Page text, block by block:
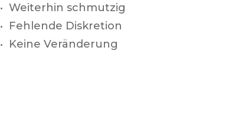
•Weiterhin schmutzig
• Fehlende Diskretion
• Keine Veränderung